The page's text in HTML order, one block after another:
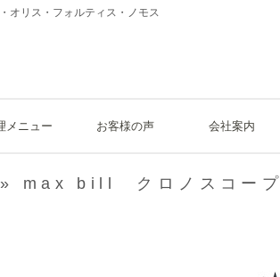
オリス・フォルティス・ノモス
メニュー お客様の声 会社案内
» max bill クロノスコープ